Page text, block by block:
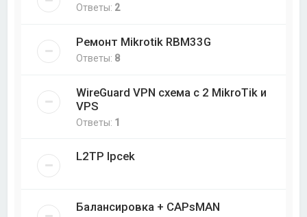
Ответы: 2
Ремонт Mikrotik RBM33G
Ответы: 8
WireGuard VPN схема с 2 MikroTik и
VPS
Ответы: 1
L2TP Ipcek
Балансировка + CAPsMAN